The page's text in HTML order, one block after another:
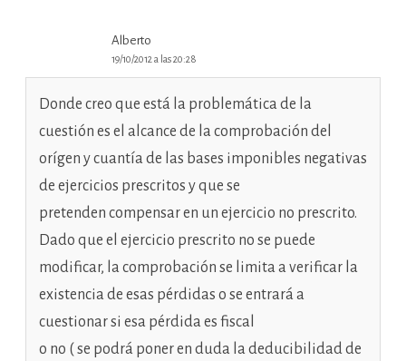
Alberto
19/10/2012 a las 20:28
Donde creo que está la problemática de la
cuestión es el alcance de la comprobación del
orígen y cuantía de las bases imponibles negativas
de ejercicios prescritos y que se
pretenden compensar en un ejercicio no prescrito.
Dado que el ejercicio prescrito no se puede
modificar, la comprobación se limita a verificar la
existencia de esas pérdidas o se entrará a
cuestionar si esa pérdida es fiscal
o no ( se podrá poner en duda la deducibilidad de